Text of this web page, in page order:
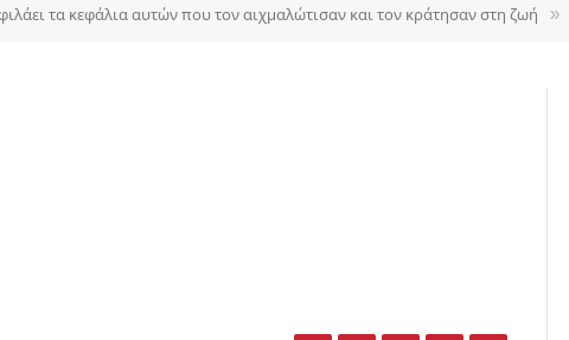
τα κεφάλια αυτών που τον αιχμαλώτισαν και τον κράτησαν στη ζωή »